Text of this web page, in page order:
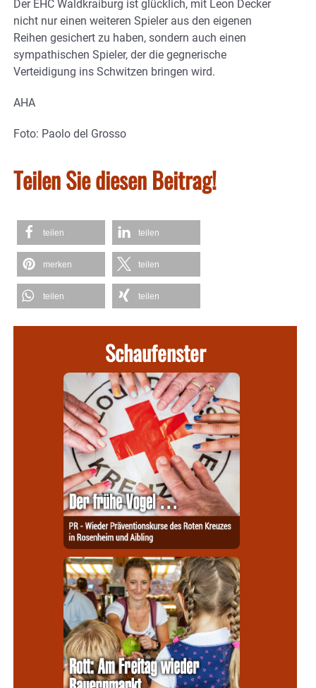
Der EHC Waldkraiburg ist glücklich, mit Leon Decker
nicht nur einen weiteren Spieler aus den eigenen
Reihen gesichert zu haben, sondern auch einen
sympathischen Spieler, der die gegnerische
Verteidigung ins Schwitzen bringen wird.
AHA
Foto: Paolo del Grosso
Teilen Sie diesen Beitrag!
teilen teilen
merken teilen
teilen teilen
Schaufenster